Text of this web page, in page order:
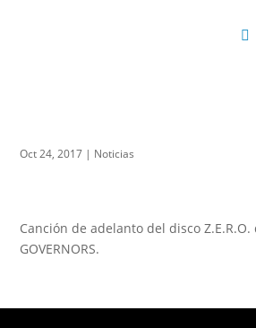
Oct 24, 2017 | Noticias
Canción de adelanto del disco
GOVERNORS.